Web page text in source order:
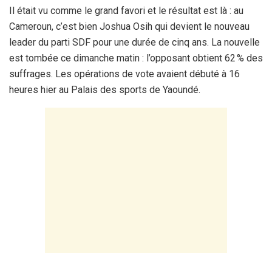
Il était vu comme le grand favori et le résultat est là : au
Cameroun, c’est bien Joshua Osih qui devient le nouveau
leader du parti SDF pour une durée de cinq ans. La nouvelle
est tombée ce dimanche matin : l’opposant obtient 62 % des
suffrages. Les opérations de vote avaient débuté à 16
heures hier au Palais des sports de Yaoundé.